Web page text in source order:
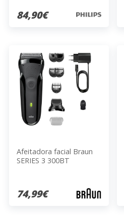
84,90€
Afeitadora facial Braun
SERIES 3 300BT
74,99€